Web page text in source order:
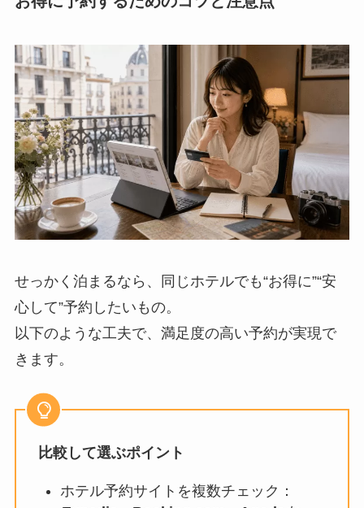
せっかく泊まるなら、同じホテルでも“お得に”“安
心して”予約したいもの。
以下のような工夫で、満足度の高い予約が実現で
きます。
比較して選ぶポイント
ホテル予約サイトを複数チェック：